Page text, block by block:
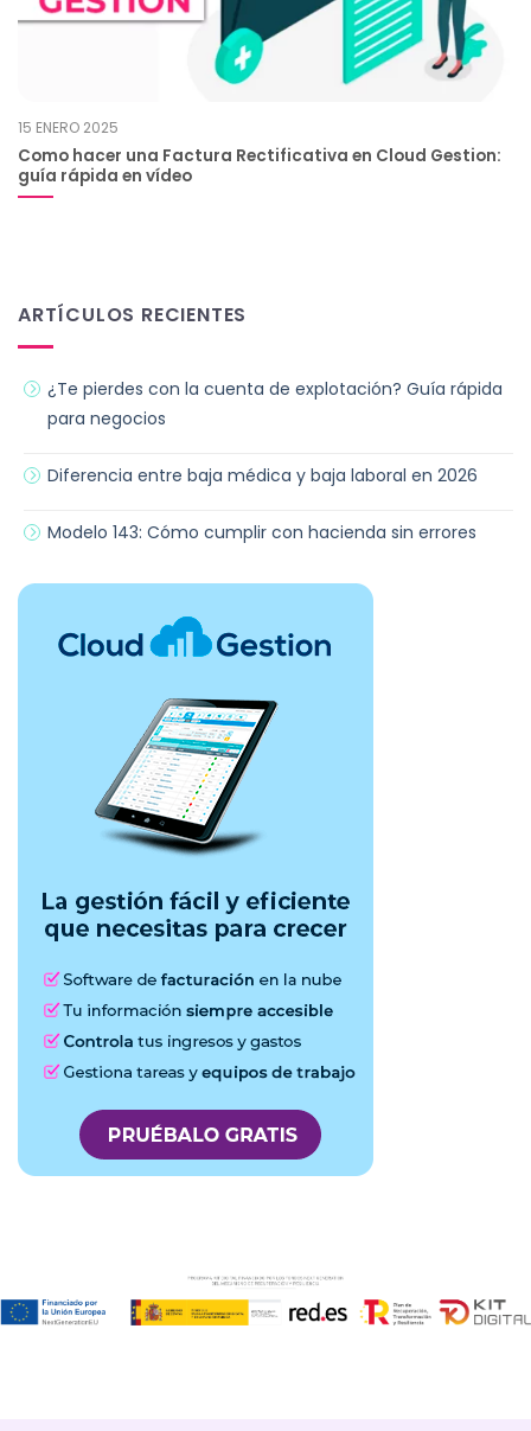
15 ENERO 2025
Como hacer una Factura Rectificativa en Cloud Gestion:
guía rápida en vídeo
ARTÍCULOS RECIENTES
¿Te pierdes con la cuenta de explotación? Guía rápida
para negocios
Diferencia entre baja médica y baja laboral en 2026
Modelo 143: Cómo cumplir con hacienda sin errores